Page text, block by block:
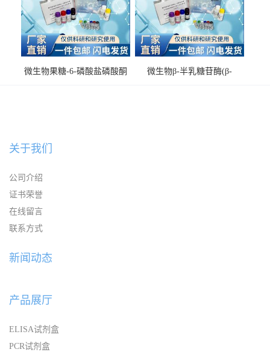
微生物果糖-6-磷酸盐磷酸酮
微生物β-半乳糖苷酶(β-
关于我们
公司介绍
证书荣誉
在线留言
联系方式
新闻动态
产品展厅
ELISA试剂盒
PCR试剂盒